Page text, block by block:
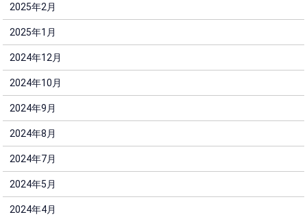
2025年2月
2025年1月
2024年12月
2024年10月
2024年9月
2024年8月
2024年7月
2024年5月
2024年4月